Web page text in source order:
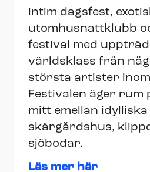
intim dagsfest,
utomhusnattklubb
festival med
världsklass från
största artister inom
Festivalen äger rum
mitt emellan idylliska
skärgårdshus,
sjöbodar.
Läs mer här